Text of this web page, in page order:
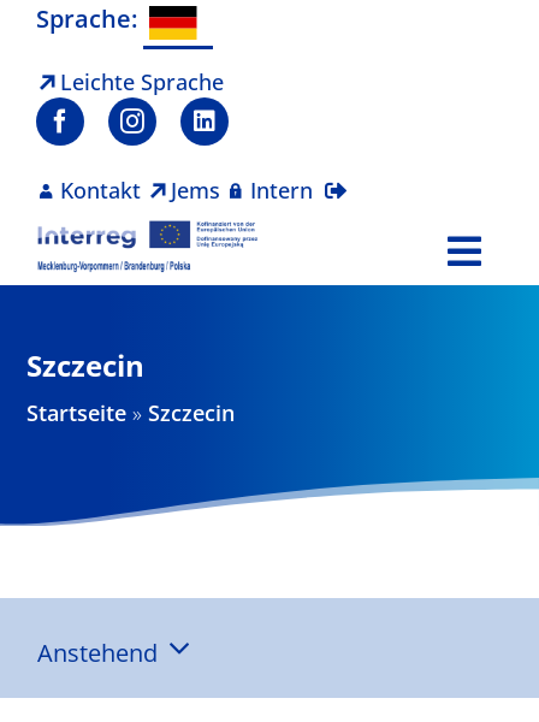
Zum
springen
Sprache:
Leichte Sprache
Kontakt Jems Intern
Projekte
Szczecin
Startseite »Szczecin
Anstehend
Datum